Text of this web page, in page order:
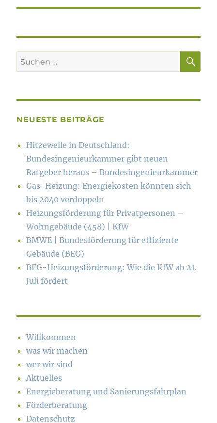
Suchen
nach:
NEUESTE BEITRÄGE
Hitzewelle in Deutschland:
Bundesingenieurkammer gibt neuen
Ratgeber heraus – Bundesingenieurkammer
Gas-Heizung: Energiekosten könn­ten sich
bis 2040 verdoppeln
Heizungsförderung für Privatpersonen –
Wohngebäude (458) | KfW
BMWE | Bundesförderung für effiziente
Gebäude (BEG)
BEG-Heizungsförderung: Wie die KfW ab 21.
Juli fördert
Willkommen
was wir machen
wer wir sind
Aktuelles
Energieberatung und Sanierungsfahrplan
Förderberatung
Datenschutz